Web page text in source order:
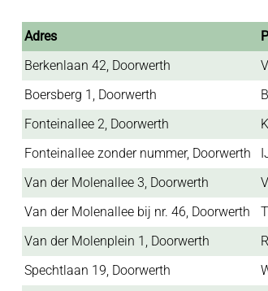
Adres
Berkenlaan 42, Doorwerth
Boersberg 1, Doorwerth
Fonteinallee 2, Doorwerth
Fonteinallee zonder nummer, Doorwerth
Van der Molenallee 3, Doorwerth
Van der Molenallee bij nr. 46, Doorwerth
Van der Molenplein 1, Doorwerth
Spechtlaan 19, Doorwerth